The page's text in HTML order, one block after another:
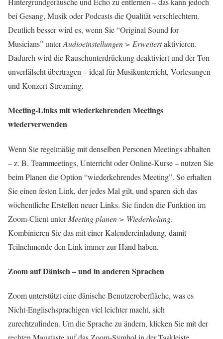
bei Gesang, Musik oder Podcasts die Qualität verschlechtern.
Deutlich besser wird es, wenn Sie “Original Sound for
Musicians” unterAudioeinstellungen > Erweitertaktivieren.
Dadurch wird die Rauschunterdrückung deaktiviert und der Ton
unverfälscht übertragen – ideal für Musikunterricht, Vorlesungen
und Konzert-Streaming.
Meeting-Links mit wiederkehrenden Meetings
wiederverwenden
Wenn Sie regelmäßig mit denselben Personen Meetings abhalten
– z. B. Teammeetings, Unterricht oder Online-Kurse – nutzen Sie
beim Planen die Option “wiederkehrendes Meeting”. So erhalten
Sie einen festen Link, der jedes Mal gilt, und sparen sich das
wöchentliche Erstellen neuer Links. Sie finden die Funktion im
Zoom-Client unterMeeting planen > Wiederholung.
Kombinieren Sie das mit einer Kalendereinladung, damit
Teilnehmende den Link immer zur Hand haben.
Zoom auf Dänisch – und in anderen Sprachen
Zoom unterstützt eine dänische Benutzeroberfläche, was es
Nicht-Englischsprachigen viel leichter macht, sich
zurechtzufinden. Um die Sprache zu ändern, klicken Sie mit der